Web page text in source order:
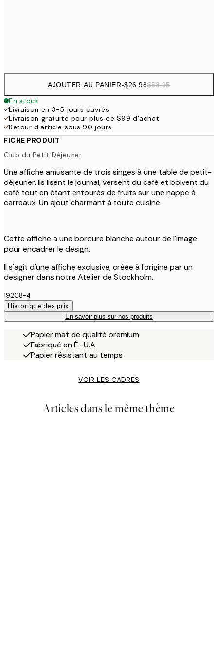
AJOUTER AU PANIER-$26.98$53.95
En stock
Livraison en 3-5 jours ouvrés
Livraison gratuite pour plus de $99 d'achat
Retour d'article sous 90 jours
FICHE PRODUIT
Club du Petit Déjeuner
Une affiche amusante de trois singes à une table de petit-
déjeuner. Ils lisent le journal, versent du café et boivent du
café tout en étant entourés de fruits sur une nappe à
carreaux. Un ajout charmant à toute cuisine.
Cette affiche a une bordure blanche autour de l'image
pour encadrer le design.
Il s'agit d'une affiche exclusive, créée à l'origine par un
designer dans notre Atelier de Stockholm.
19208-4
Historique des prix
En savoir plus sur nos produits
Papier mat de qualité premium
Fabriqué en É.-U.A
Papier résistant au temps
VOIR LES CADRES
Articles dans le même thème